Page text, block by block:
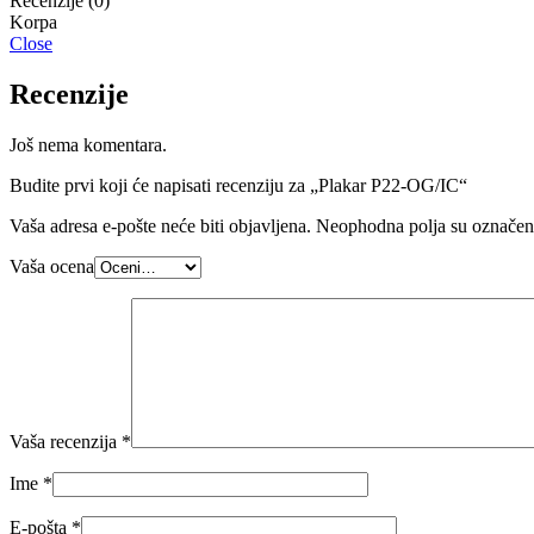
Close
Recenzije
Još nema komentara.
Budite prvi koji će napisati recenziju za „Plakar P22-OG/IC“
Vaša adresa e-pošte neće biti objavljena. Neophodna polja su
Vaša ocena
Vaša recenzija *
Ime *
E-pošta *